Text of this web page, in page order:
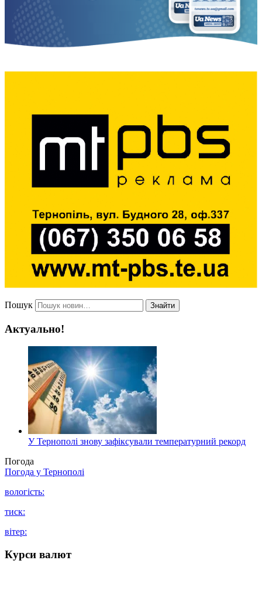
Пошук Знайти
Актуально!
У Тернополі знову зафіксували температурний рекорд
Погода
Погода у Тернополі
вологість:
тиск:
вітер:
Курси валют